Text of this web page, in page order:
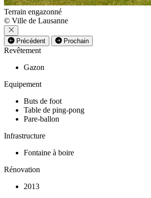
Terrain engazonné
© Ville de Lausanne
Précédent Prochain
Revêtement
Gazon
Equipement
Buts de foot
Table de ping-pong
Pare-ballon
Infrastructure
Fontaine à boire
Rénovation
2013